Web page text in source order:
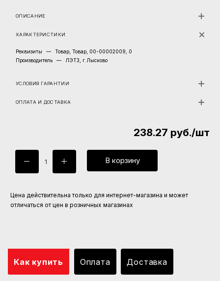
ОПИСАНИЕ
ХАРАКТЕРИСТИКИ
Реквизиты —
Товар, Товар, 00-00002009, 0
Производитель
— ЛЭТЗ, г.Лысково
УСЛОВИЯ ГАРАНТИИ
ОПЛАТА И ДОСТАВКА
238.27 руб./шт
В корзину
Цена действительна только для интернет-магазина и может
отличаться от цен в розничных магазинах
Как купить Оплата Доставка